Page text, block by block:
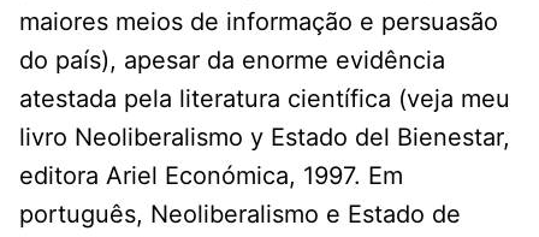
maiores meios de informação e persuasão
do país), apesar da enorme evidência
atestada pela literatura científica (veja meu
livro Neoliberalismo y Estado del Bienestar,
editora Ariel Económica, 1997. Em
português, Neoliberalismo e Estado de